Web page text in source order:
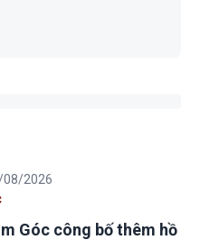
08/2026
Góc công bố thêm hồ